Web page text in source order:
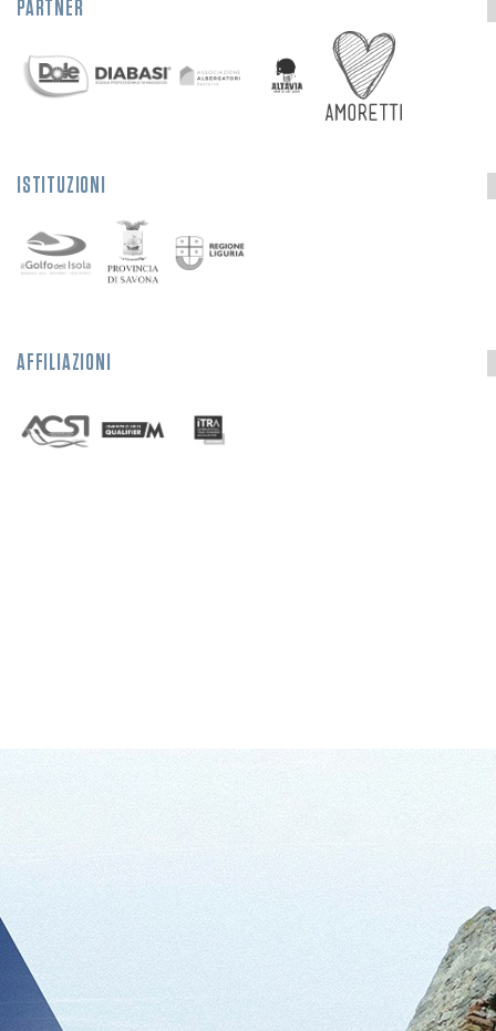
PARTNER
ISTITUZIONI
AFFILIAZIONI